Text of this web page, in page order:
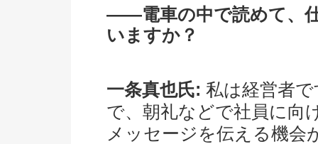
――電車の中で読めて、
いますか？
一条真也氏: 私は経営者
で、朝礼などで社員に向
メッセージを伝える機会